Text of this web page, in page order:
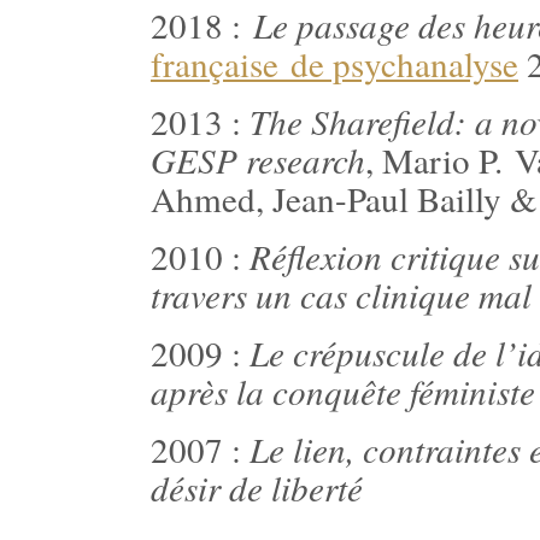
2018 : Le passage des
française de psychanalyse
2013 : The Sharefield: a
GESP research, Mario P.
Ahmed, Jean-Paul Bailly
2010 :Réflexion critique
travers un cas clinique
2009 : Le crépuscule de
après la conquête féministe
2007 : Le lien, contraintes
désir de liberté